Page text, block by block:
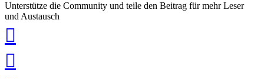
Unterstütze die Community und teile den Beitrag für mehr Leser
und Austausch
teilen
teilen